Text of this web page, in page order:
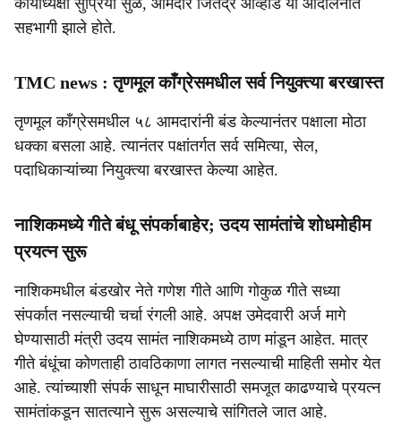
कार्याध्यक्षा सुप्रिया सुळे, आमदार जितेंद्र आव्हाड या आंदोलनात
सहभागी झाले होते.
TMC news : तृणमूल काँग्रेसमधील सर्व नियुक्त्या बरखास्त
तृणमूल काँग्रेसमधील ५८ आमदारांनी बंड केल्यानंतर पक्षाला मोठा
धक्का बसला आहे. त्यानंतर पक्षांतर्गत सर्व समित्या, सेल,
पदाधिकाऱ्यांच्या नियुक्त्या बरखास्त केल्या आहेत.
नाशिकमध्ये गीते बंधू संपर्काबाहेर; उदय सामंतांचे शोधमोहीम
प्रयत्न सुरू
नाशिकमधील बंडखोर नेते गणेश गीते आणि गोकुळ गीते सध्या
संपर्कात नसल्याची चर्चा रंगली आहे. अपक्ष उमेदवारी अर्ज मागे
घेण्यासाठी मंत्री उदय सामंत नाशिकमध्ये ठाण मांडून आहेत. मात्र
गीते बंधूंचा कोणताही ठावठिकाणा लागत नसल्याची माहिती समोर येत
आहे. त्यांच्याशी संपर्क साधून माघारीसाठी समजूत काढण्याचे प्रयत्न
सामंतांकडून सातत्याने सुरू असल्याचे सांगितले जात आहे.